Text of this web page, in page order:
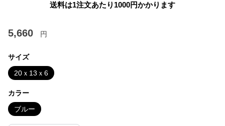
送料は1注文あたり 1000円かかります
5,660 円
サイズ
20ｘ13ｘ6
カラー
ブルー